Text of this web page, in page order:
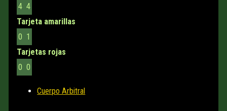
4 4
Tarjeta amarillas
0 1
Tarjetas rojas
0 0
Cuerpo Arbitral